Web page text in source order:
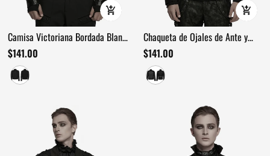
Camisa Victoriana Bordada Blanca
con Mangas Abullonadas
$141.00
Chaqueta de Ojales de Ante y
Sarga Ciberpunk para Hombre
Gótica
$141.00